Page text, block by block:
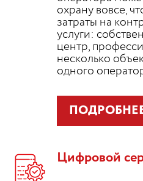
охрану вовсе,
затраты на
услуги:
центр,
несколько
одного
Цифровой